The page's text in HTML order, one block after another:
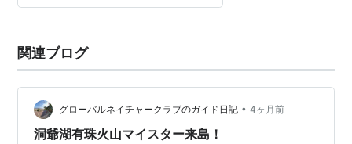
関連ブログ
グローバルネイチャークラブのガイド日記 • 4ヶ月前
洞爺湖有珠火山マイスター来島！